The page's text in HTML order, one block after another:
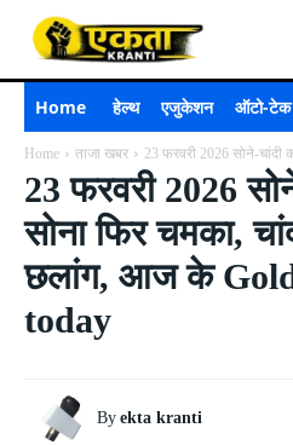
Home हेल्थ एजुकेशन ऑटो-टेक
Home ताजा खबर 23 फरवरी 2026 सोने-चांदी
23 फरवरी 2026
सोना फिर चमका,
छलांग, आज के
today
By ekta kranti